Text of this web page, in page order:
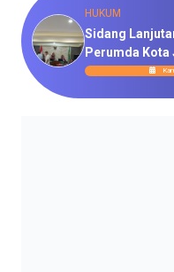
HUKUM
Sidang
Perumda Kota